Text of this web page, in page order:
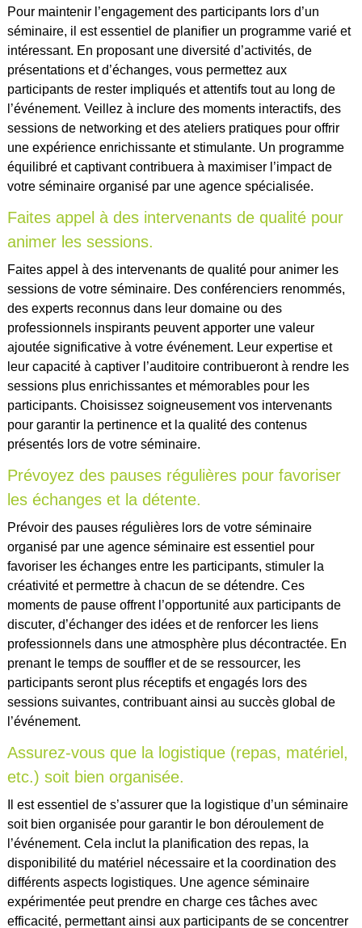
Pour maintenir l’engagement des participants lors d’un
séminaire, il est essentiel de planifier un programme varié et
intéressant. En proposant une diversité d’activités, de
présentations et d’échanges, vous permettez aux
participants de rester impliqués et attentifs tout au long de
l’événement. Veillez à inclure des moments interactifs, des
sessions de networking et des ateliers pratiques pour offrir
une expérience enrichissante et stimulante. Un programme
équilibré et captivant contribuera à maximiser l’impact de
votre séminaire organisé par une agence spécialisée.
Faites appel à des intervenants de qualité pour
animer les sessions.
Faites appel à des intervenants de qualité pour animer les
sessions de votre séminaire. Des conférenciers renommés,
des experts reconnus dans leur domaine ou des
professionnels inspirants peuvent apporter une valeur
ajoutée significative à votre événement. Leur expertise et
leur capacité à captiver l’auditoire contribueront à rendre les
sessions plus enrichissantes et mémorables pour les
participants. Choisissez soigneusement vos intervenants
pour garantir la pertinence et la qualité des contenus
présentés lors de votre séminaire.
Prévoyez des pauses régulières pour favoriser
les échanges et la détente.
Prévoir des pauses régulières lors de votre séminaire
organisé par une agence séminaire est essentiel pour
favoriser les échanges entre les participants, stimuler la
créativité et permettre à chacun de se détendre. Ces
moments de pause offrent l’opportunité aux participants de
discuter, d’échanger des idées et de renforcer les liens
professionnels dans une atmosphère plus décontractée. En
prenant le temps de souffler et de se ressourcer, les
participants seront plus réceptifs et engagés lors des
sessions suivantes, contribuant ainsi au succès global de
l’événement.
Assurez-vous que la logistique (repas, matériel,
etc.) soit bien organisée.
Il est essentiel de s’assurer que la logistique d’un séminaire
soit bien organisée pour garantir le bon déroulement de
l’événement. Cela inclut la planification des repas, la
disponibilité du matériel nécessaire et la coordination des
différents aspects logistiques. Une agence séminaire
expérimentée peut prendre en charge ces tâches avec
efficacité, permettant ainsi aux participants de se concentrer